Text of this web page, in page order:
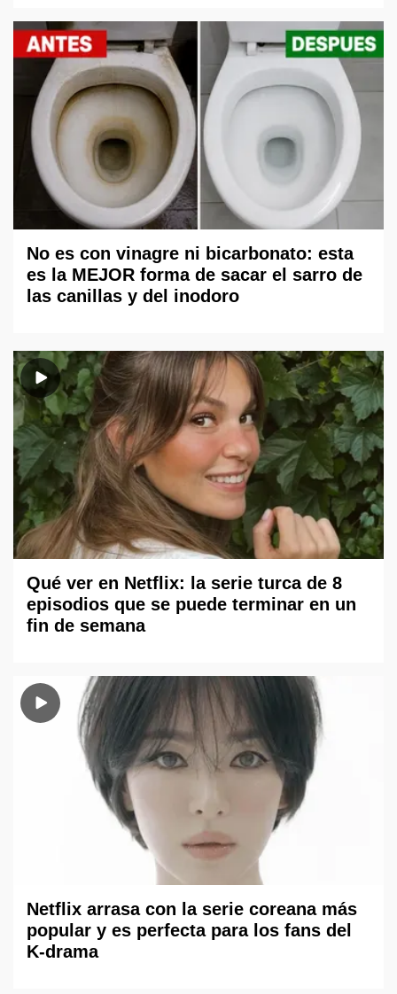
No es con vinagre ni bicarbonato: esta
es la MEJOR forma de sacar el sarro de
las canillas y del inodoro
Qué ver en Netflix: la serie turca de 8
episodios que se puede terminar en un
fin de semana
Netflix arrasa con la serie coreana más
popular y es perfecta para los fans del
K-drama